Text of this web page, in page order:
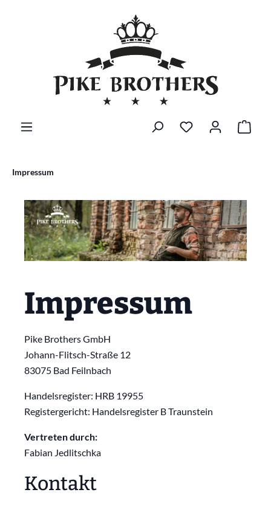
Impressum
Impressum
Pike Brothers GmbH
Johann-Flitsch-Straße 12
83075 Bad Feilnbach
Handelsregister: HRB 19955
Registergericht: Handelsregister B Traunstein
Vertreten durch:
Fabian Jedlitschka
Kontakt